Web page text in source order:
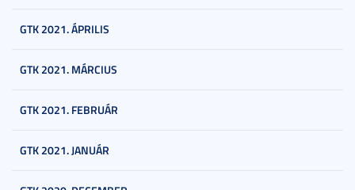
GTK 2021. ÁPRILIS
GTK 2021. MÁRCIUS
GTK 2021. FEBRUÁR
GTK 2021. JANUÁR